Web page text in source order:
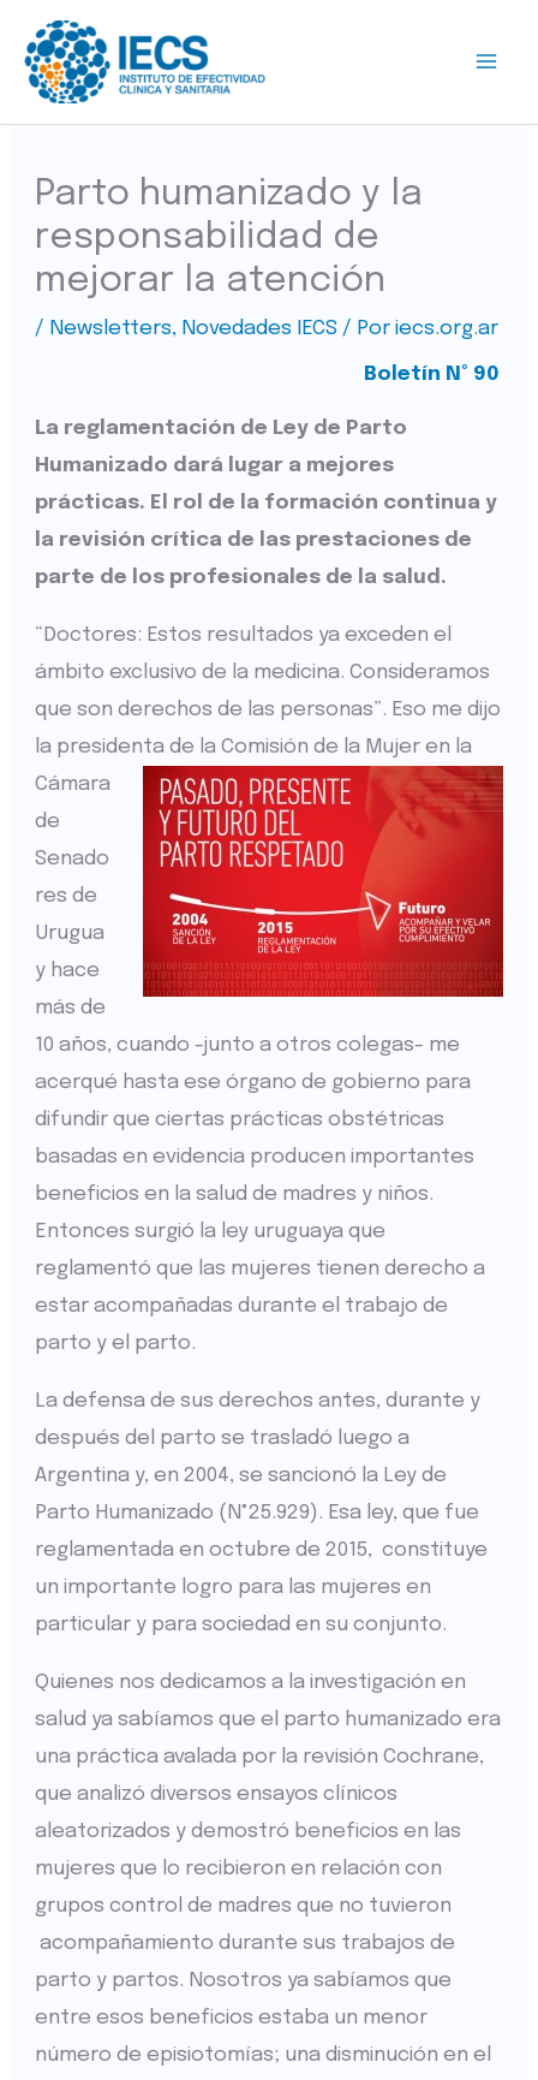
contenido
Parto humanizado y la
responsabilidad de
mejorar la atención
/ Newsletters, Novedades IECS / Poriecs.org.ar
Boletín Nº 90
La reglamentación de Ley de Parto
Humanizado dará lugar a mejores
prácticas. El rol de la formación continua y
la revisión crítica de las prestaciones de
parte de los profesionales de la salud.
“Doctores: Estos resultados ya exceden el
ámbito exclusivo de la medicina. Consideramos
que son derechos de las personas”. Eso me dijo
la presidenta de laComisión de la Mujer en la
Cámara
de
Senado
res de
Urugua
y hace
más de
10 años, cuando -junto a otros colegas- me
acerqué hasta ese órgano de gobierno para
difundir que ciertas prácticas obstétricas
basadas en evidencia producen importantes
beneficios en la salud de madres y niños.
Entonces surgió la ley uruguaya que
reglamentó que las mujeres tienen derecho a
estar acompañadas durante el trabajo de
parto y el parto.
La defensa de sus derechos antes, durante y
después del parto se trasladó luego a
Argentina y, en 2004, se sancionó la Ley de
Parto Humanizado (N°25.929). Esa ley, que fue
reglamentada en octubre de 2015, constituye
un importante logro para las mujeres en
particular y para sociedad en su conjunto.
Quienes nos dedicamos a la investigación en
salud ya sabíamos que el parto humanizado era
una práctica avalada por la revisión Cochrane,
que analizó diversos ensayos clínicos
aleatorizados y demostró beneficios en las
mujeres que lo recibieron en relación con
grupos control de madres que no tuvieron
acompañamiento durante sus trabajos de
parto y partos. Nosotros ya sabíamos que
entre esos beneficios estaba un menor
número de episiotomías; una disminución en el